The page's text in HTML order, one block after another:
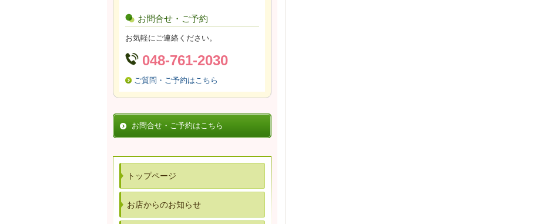
お問合せ・ご予約
お気軽にご連絡ください。
048-761-2030
ご質問・ご予約はこちら
お問合せ・ご予約はこちら
トップページ
お店からのお知らせ